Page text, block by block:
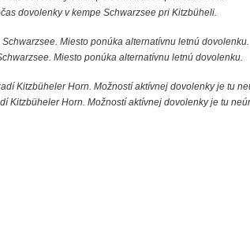
dovolenky v kempe Schwarzsee pri Kitzbüheli.
Miesto ponúka alternatívnu letnú dovolenku.
Kitzbüheler Horn. Možností aktívnej dovolenky je tu